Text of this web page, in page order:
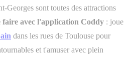
Georges sont toutes des attractions
faire avec l'application Coddy : joue
dans les rues de Toulouse pour
et t'amuser avec plein